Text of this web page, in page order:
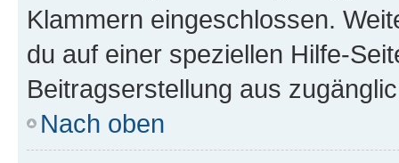
Klammern eingeschlossen.
du auf einer speziellen Hilfe-
Beitragserstellung aus
Nach oben